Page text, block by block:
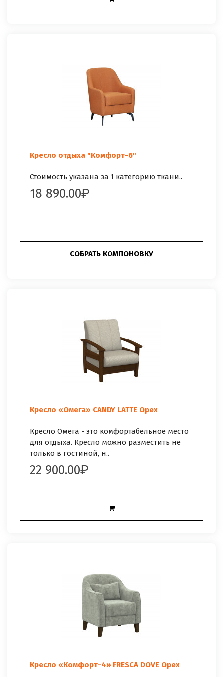
Кресло отдыха "Комфорт-6"
Стоимость указана за 1 категорию ткани..
18 890.00
СОБРАТЬ КОМПОНОВКУ
Кресло «Омега» CANDY LATTE Орех
Кресло Омега - это комфортабельное место
для отдыха. Кресло можно разместить не
только в гостиной, н..
22 900.00
Кресло «Комфорт-4» FRESCA DOVE Орех